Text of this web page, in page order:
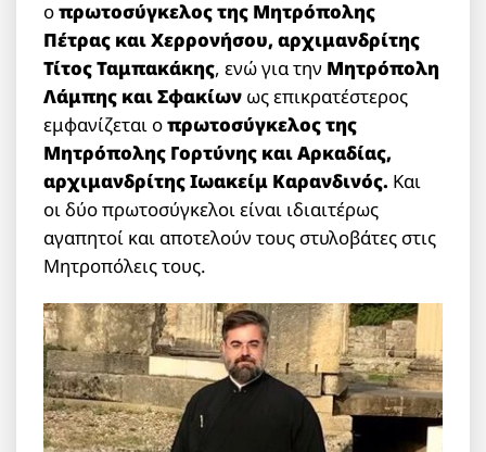
οπρωτοσύγκελος της Μητρόπολης
Πέτρας και Χερρονήσου, αρχιμανδρίτης
Τίτος Ταμπακάκης, ενώ για την Μητρόπολη
Λάμπης και Σφακίων ως επικρατέστερος
εμφανίζεται οπρωτοσύγκελος της
Μητρόπολης Γορτύνης και Αρκαδίας,
αρχιμανδρίτης Ιωακείμ Καρανδινός. Και
οι δύο πρωτοσύγκελοι είναι ιδιαιτέρως
αγαπητοί και αποτελούν τους στυλοβάτες στις
Μητροπόλεις τους.